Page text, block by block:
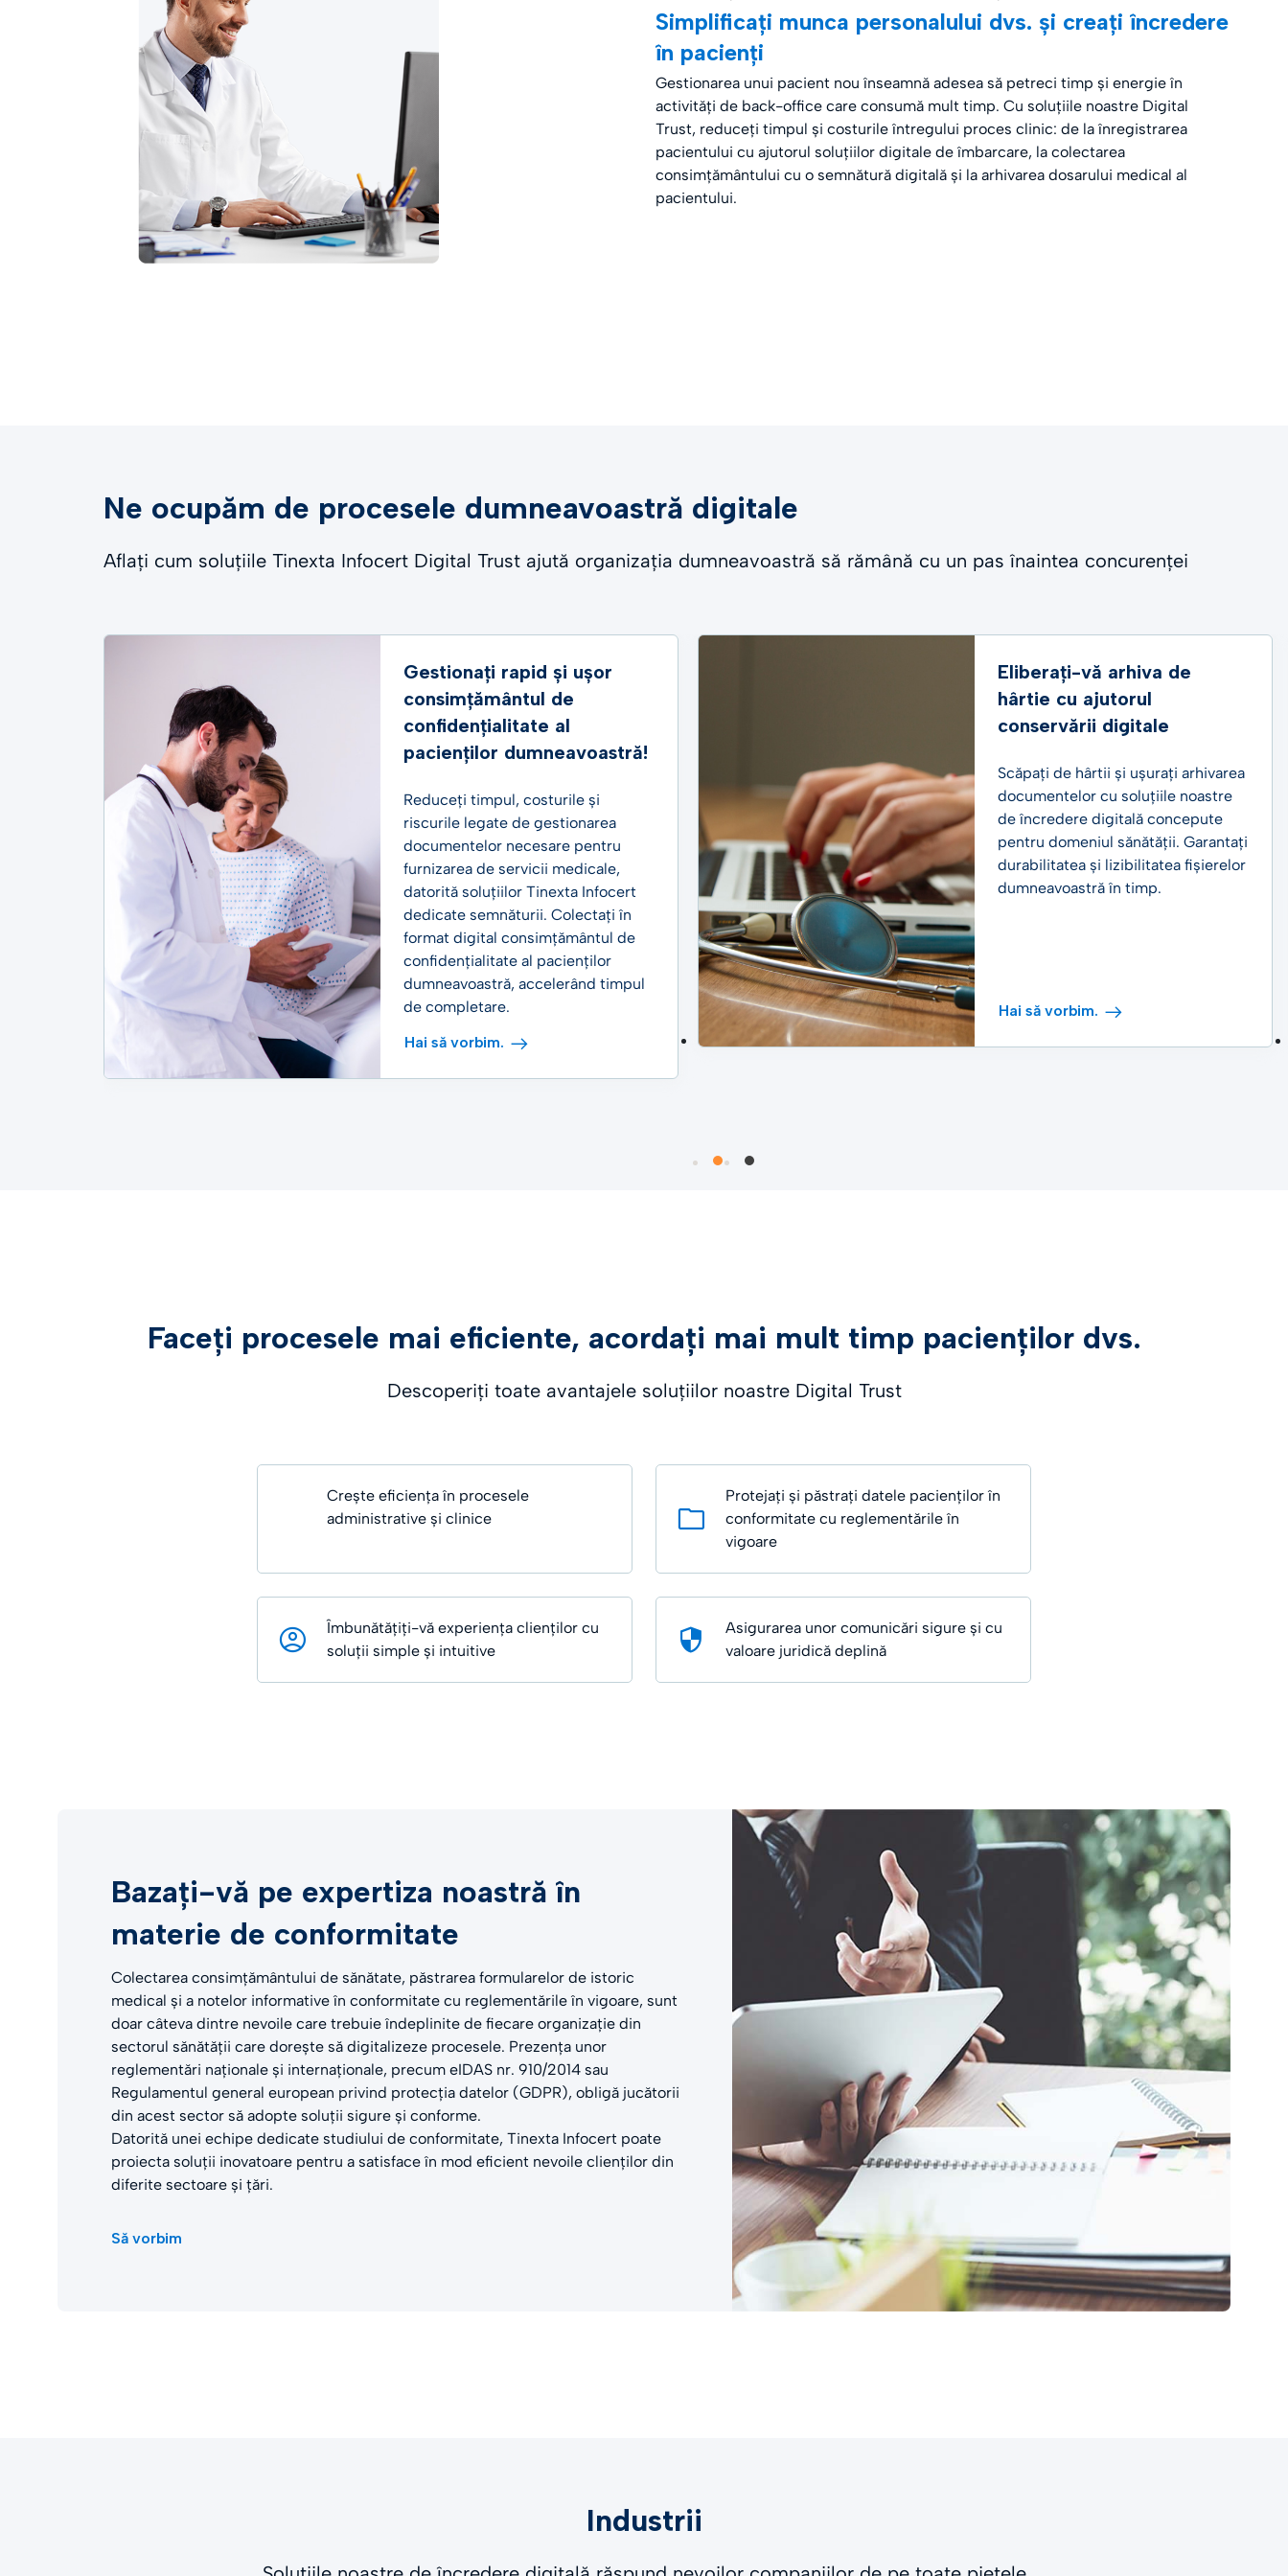
Simplificați munca personalului dvs. și creați încredere
în pacienți
Gestionarea unui pacient nou înseamnă adesea să petreci timp și energie în
activități de back-office care consumă mult timp. Cu soluțiile noastre Digital
Trust, reduceți timpul și costurile întregului proces clinic: de la înregistrarea
pacientului cu ajutorul soluțiilor digitale de îmbarcare, la colectarea
consimțământului cu o semnătură digitală și la arhivarea dosarului medical al
pacientului.
Ne ocupăm de procesele dumneavoastră digitale
Aflați cum soluțiile Tinexta Infocert Digital Trust ajută organizația dumneavoastră să rămână cu un pas înaintea concurenței
Gestionați rapid și ușor
consimțământul de
confidențialitate al
pacienților dumneavoastră!
Reduceți timpul, costurile și
riscurile legate de gestionarea
documentelor necesare pentru
furnizarea de servicii medicale,
datorită soluțiilor Tinexta Infocert
dedicate semnăturii. Colectați în
format digital consimțământul de
confidențialitate al pacienților
dumneavoastră, accelerând timpul
de completare.
Hai să vorbim.
Eliberați-vă arhiva de
hârtie cu ajutorul
conservării digitale
Scăpați de hârtii și ușurați arhivarea
documentelor cu soluțiile noastre
de încredere digitală concepute
pentru domeniul sănătății. Garantați
durabilitatea și lizibilitatea fișierelor
dumneavoastră în timp.
Hai să vorbim.
Faceți procesele mai eficiente, acordați mai mult timp pacienților dvs.
Descoperiți toate avantajele soluțiilor noastre Digital Trust
Crește eficiența în procesele
administrative și clinice
Protejați și păstrați datele pacienților în
conformitate cu reglementările în
vigoare
Îmbunătățiți-vă experiența clienților cu
soluții simple și intuitive
Asigurarea unor comunicări sigure și cu
valoare juridică deplină
Bazați-vă pe expertiza noastră în
materie de conformitate
Colectarea consimțământului de sănătate, păstrarea formularelor de istoric
medical și a notelor informative în conformitate cu reglementările în vigoare, sunt
doar câteva dintre nevoile care trebuie îndeplinite de fiecare organizație din
sectorul sănătății care dorește să digitalizeze procesele. Prezența unor
reglementări naționale și internaționale, precum eIDAS nr. 910/2014 sau
Regulamentul general european privind protecția datelor (GDPR), obligă jucătorii
din acest sector să adopte soluții sigure și conforme.
Datorită unei echipe dedicate studiului de conformitate, Tinexta Infocert poate
proiecta soluții inovatoare pentru a satisface în mod eficient nevoile clienților din
diferite sectoare și țări.
Să vorbim
Industrii